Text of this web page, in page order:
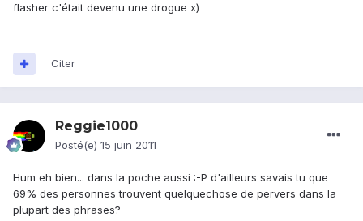
flasher c'était devenu une drogue x)
Citer
Reggie1000
Posté(e) 15 juin 2011
Hum eh bien... dans la poche aussi :-P d'ailleurs savais tu que
69% des personnes trouvent quelquechose de pervers dans la
plupart des phrases?